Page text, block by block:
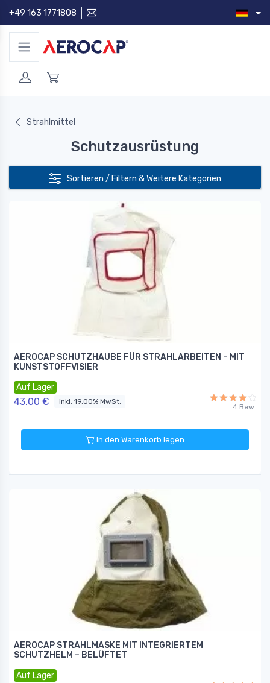
+49 163 1771808
Strahlmittel
Schutzausrüstung
Sortieren / Filtern & Weitere Kategorien
AEROCAP SCHUTZHAUBE FÜR STRAHLARBEITEN – MIT
KUNSTSTOFFVISIER
Auf Lager
43.00 € inkl. 19.00% MwSt.
4 Bew.
In den Warenkorb legen
AEROCAP STRAHLMASKE MIT INTEGRIERTEM
SCHUTZHELM – BELÜFTET
Auf Lager